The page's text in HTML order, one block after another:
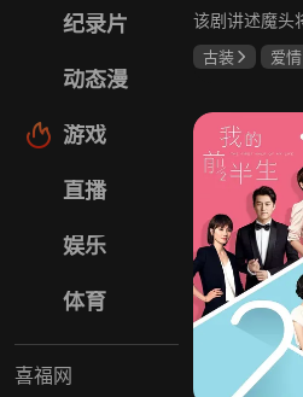
纪录片
动态漫
游戏
直播
娱乐
体育
喜福网
古装 爱情